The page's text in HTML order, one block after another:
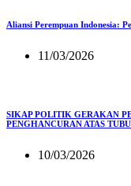
Aliansi Perempuan Indonesia:
11/03/2026
SIKAP POLITIK GERAKAN
PENGHANCURAN ATAS
10/03/2026